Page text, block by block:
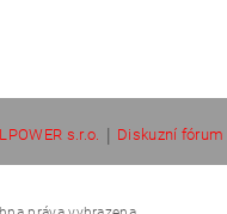
s.r.o. Diskuzní